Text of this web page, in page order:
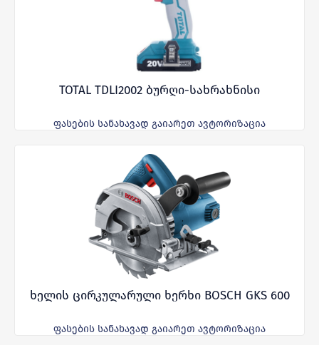
TOTAL TDLI2002 ბურღი-სახრახნისი
ფასების სანახავად გაიარეთ ავტორიზაცია
ხელის ცირკულარული ხერხი BOSCH GKS 600
ფასების სანახავად გაიარეთ ავტორიზაცია